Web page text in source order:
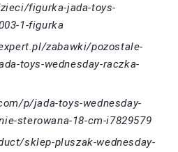
figurka-jada-toys-
1-figurka
zabawki/pozostale-
toys-wednesday-raczka-
p/jada-toys-wednesday-
sterowana-18-cm-i7829579
sklep-pluszak-wednesday-